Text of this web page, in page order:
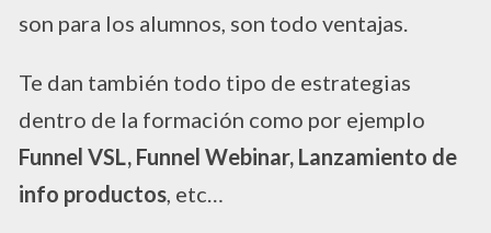
son para los alumnos, son todo ventajas.
Te dan también todo tipo de estrategias
dentro de la formación como por ejemplo
Funnel VSL, Funnel Webinar, Lanzamiento de
info productos, etc…